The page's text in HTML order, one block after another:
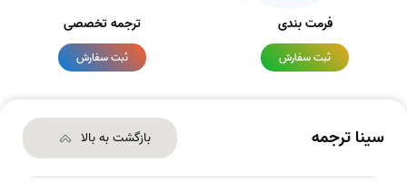
فرمت بندی
ثبت سفارش
ترجمه تخصصی
ثبت سفارش
سینا ترجمه بازگشت به بالا